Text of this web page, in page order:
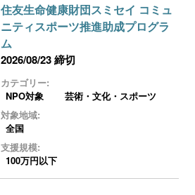
住友生命健康財団スミセイ コミュ
ニティスポーツ推進助成プログラ
ム
2026/08/23 締切
カテゴリー:
NPO対象
芸術・文化・スポーツ
対象地域:
全国
支援規模:
100万円以下